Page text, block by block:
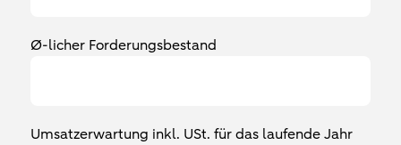
Ø-licher Forderungsbestand
Umsatzerwartung inkl. USt. für das laufende Jahr